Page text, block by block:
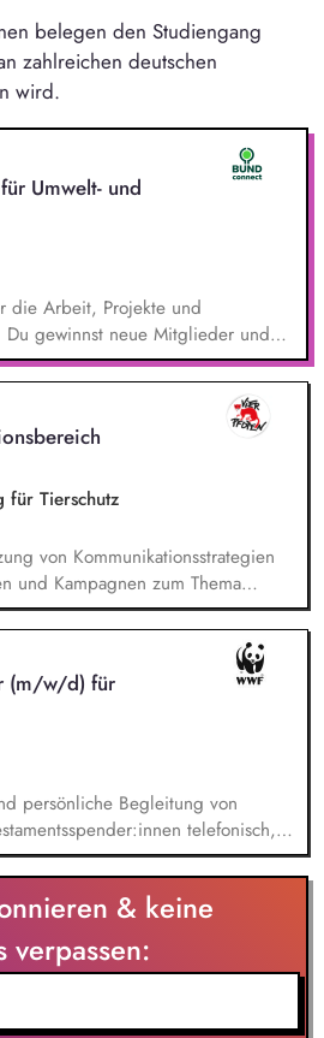
belegen den Studiengang
zahlreichen deutschen
wird.
Umwelt- und
die Arbeit, Projekte und
Du gewinnst neue Mitglieder und
Umwelt- und Naturschutz. Du
, Arten- und Klimaschutz nach
Du unterstützt Kampagnen
durch das Sammeln von
für Tierschutz
von Kommunikationsstrategien
und Kampagnen zum Thema
eines starken, einheitlichen
Deutschland. Entwicklung
und Zielgruppen-Definitionen.
um aufkommende Themen
zeitnahe, wirkungsvolle
zu gewährleisten. Budgetplanung
Fachliche Führung der
Brand und Content,
(m/w/d) für
persönliche Begleitung von
telefonisch,
Gesprächen. Strategische
und der Donor
Akquise über Stewardship bis hin
Kommunikation. Systematische
von Werbemaßnahmen,
Aktionen sowie die
und digitalen Veranstaltungen.
& keine
verpassen: